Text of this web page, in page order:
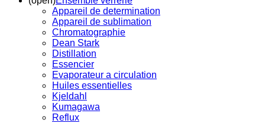
Appareil de determination
Appareil de sublimation
Chromatographie
Dean Stark
Distillation
Essencier
Evaporateur a circulation
Huiles essentielles
Kjeldahl
Kumagawa
Reflux